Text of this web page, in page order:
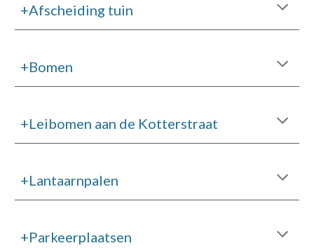
+Afscheiding tuin
+Bomen
+Leibomen aan de Kotterstraat
+Lantaarnpalen
+Parkeerplaatsen